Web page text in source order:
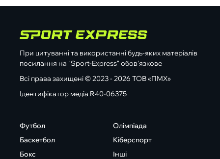
При цитуванні та використанні будь-яких матеріалів
посилання на "Sport-Express" обов'язкове
Всі права захищені © 2023 - 2026 ТОВ «ПМХ»
Ідентифікатор медіа R40-06375
Футбол
Баскетбол
Бокс
Олімпіада
Кіберспорт
Інші